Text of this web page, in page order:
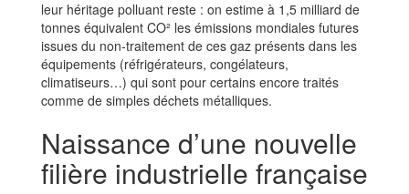
leur héritage polluant reste : on estime à 1,5 milliard de
tonnes équivalent CO² les émissions mondiales futures
issues du non-traitement de ces gaz présents dans les
équipements (réfrigérateurs, congélateurs,
climatiseurs…) qui sont pour certains encore traités
comme de simples déchets métalliques.
Naissance d’une nouvelle
filière industrielle française